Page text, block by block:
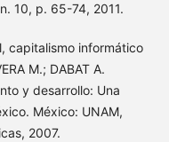
10, p. 65-74, 2011.
capitalismo informático
M.; DABAT A.
y desarrollo: Una
México: UNAM,
2007.